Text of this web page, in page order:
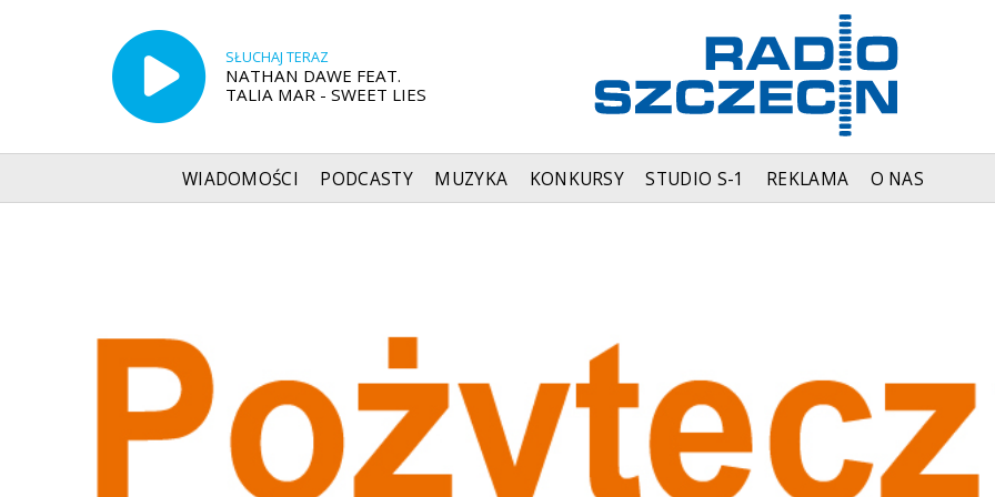
SŁUCHAJ TERAZ
NATHAN DAWE FEAT.
TALIA MAR - SWEET LIES
WIADOMOŚCI PODCASTY MUZYKA KONKURSY STUDIO S-1 REKLAMA O NAS